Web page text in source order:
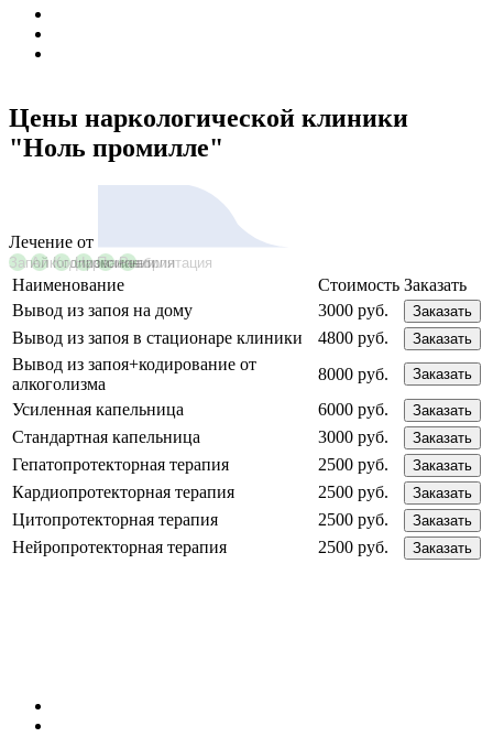
Цены наркологической клиники
"Ноль промилле"
Лечение от
ЗапойАлкоголизм
Кодирование
Наркомании
Психиатрия
Реабилитация
Наименование Стоимость Заказать
Вывод из запоя на дому
3000 руб. Заказать
Вывод из запоя в стационаре клиники 4800 руб. Заказать
Вывод из запоя+кодирование от
алкоголизма
8000 руб. Заказать
Усиленная капельница 6000 руб. Заказать
Стандартная капельница 3000 руб. Заказать
Гепатопротекторная терапия 2500 руб. Заказать
Кардиопротекторная терапия 2500 руб. Заказать
Цитопротекторная терапия 2500 руб. Заказать
Нейропротекторная терапия 2500 руб. Заказать